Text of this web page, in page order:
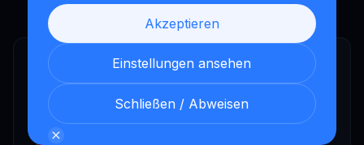
Akzeptieren
Einstellungen ansehen
Schließen / Abweisen
YouHodler SA
Registrierter Finanzintermediär
YouHodler Italy S.R.L.
Registered as a VASP with the OAM